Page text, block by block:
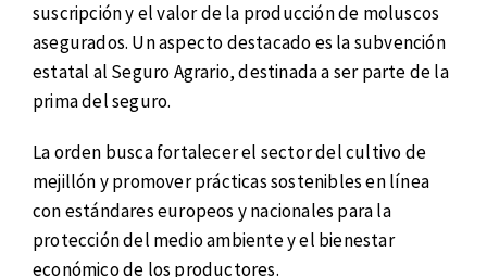
suscripción y el valor de la producción de moluscos
asegurados. Un aspecto destacado es la subvención
estatal al Seguro Agrario, destinada a ser parte de la
prima del seguro.
La orden busca fortalecer el sector del cultivo de
mejillón y promover prácticas sostenibles en línea
con estándares europeos y nacionales para la
protección del medio ambiente y el bienestar
económico de los productores.